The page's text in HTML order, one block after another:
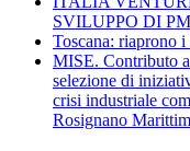
SVILUPPO DI
Toscana: riaprono
MISE. Contributo
selezione di
crisi industriale
Rosignano